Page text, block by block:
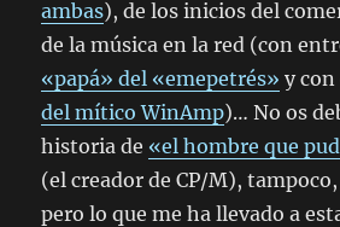
ambas), de los inicios del
de la música en la red (con
«papá» del «emepetrés» y
del mítico WinAmp)… No os
historia de «el hombre que
(el creador de CP/M),
pero lo que me ha llevado a